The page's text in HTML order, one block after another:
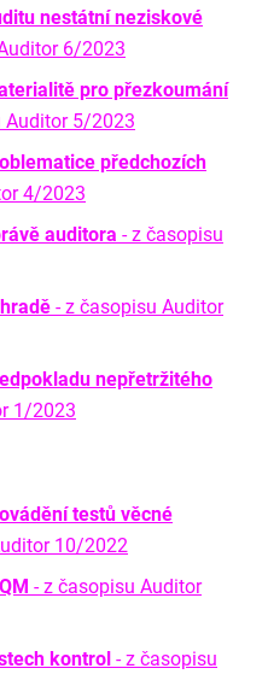
nestátní neziskové
6/2023
pro přezkoumání
5/2023
předchozích
4/2023
auditora - z časopisu
- z časopisu Auditor
nepřetržitého
1/2023
testů věcné
10/2022
- z časopisu Auditor
kontrol - z časopisu